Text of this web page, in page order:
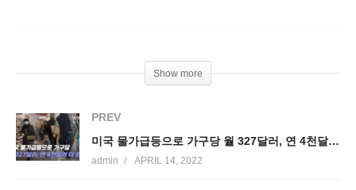
Show more
PREV
미국 물가급등으로 가구당 월 327달러, 연 4천달러 더 쓴다
admin APRIL 14, 2022